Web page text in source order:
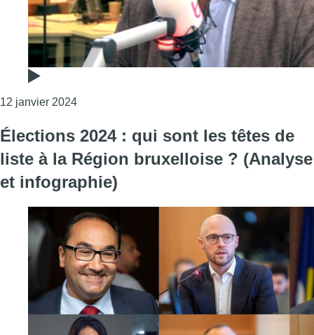
12 janvier 2024Consulter l'article "Bernard Clerfayt : “Je
Élections 2024 : qui sont les têtes de
liste à la Région bruxelloise ? (Analyse
et infographie)